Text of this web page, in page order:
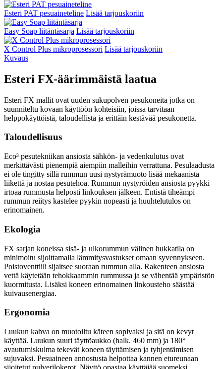
Esteri PAT pesuaineteline Lisää tarjouskoriin
Easy Soap liitäntäsarja Lisää tarjouskoriin
X Control Plus mikroprosessori Lisää tarjouskoriin
Kuvaus
Esteri FX-äärimmäistä laatua
Esteri FX mallit ovat uuden sukupolven pesukoneita jotka on
suunniteltu kovaan käyttöön kohteisiin, joissa tarvitaan
helppokäyttöistä, taloudellista ja erittäin kestävää pesukonetta.
Taloudellisuus
Eco³ pesutekniikan ansiosta sähkön- ja vedenkulutus ovat
merkittävästi pienempiä aiempiin malleihin verrattuna. Pesulaadusta
ei ole tingitty sillä rummun uusi nystyrämuoto lisää mekaanista
liikettä ja nostaa pesutehoa. Rummun nystyröiden ansiosta pyykki
irtoaa rummusta helposti linkouksen jälkeen. Entistä tiheämpi
rummun reiitys kastelee pyykin nopeasti ja huuhtelutulos on
erinomainen.
Ekologia
FX sarjan koneissa sisä- ja ulkorummun välinen hukkatila on
minimoitu sijoittamalla lämmitysvastukset omaan syvennykseen.
Poistoventtiili sijaitsee suoraan rummun alla. Rakenteen ansiosta
vettä käytetään tehokkaammin rummussa ja se vähentää ympäristön
kuormitusta. Lisäksi koneen erinomainen linkousteho säästää
kuivausenergiaa.
Ergonomia
Luukun kahva on muotoiltu käteen sopivaksi ja sitä on kevyt
käyttää. Luukun suuri täyttöaukko (halk. 460 mm) ja 180°
avautumiskulma tekevät koneen täyttämisen ja tyhjentämisen
sujuvaksi. Pesuaineen annostusta helpottaa kannen etureunaan
sijoitetut pulverilokerot. Näyttö opastaa käyttäjää suomeksi.